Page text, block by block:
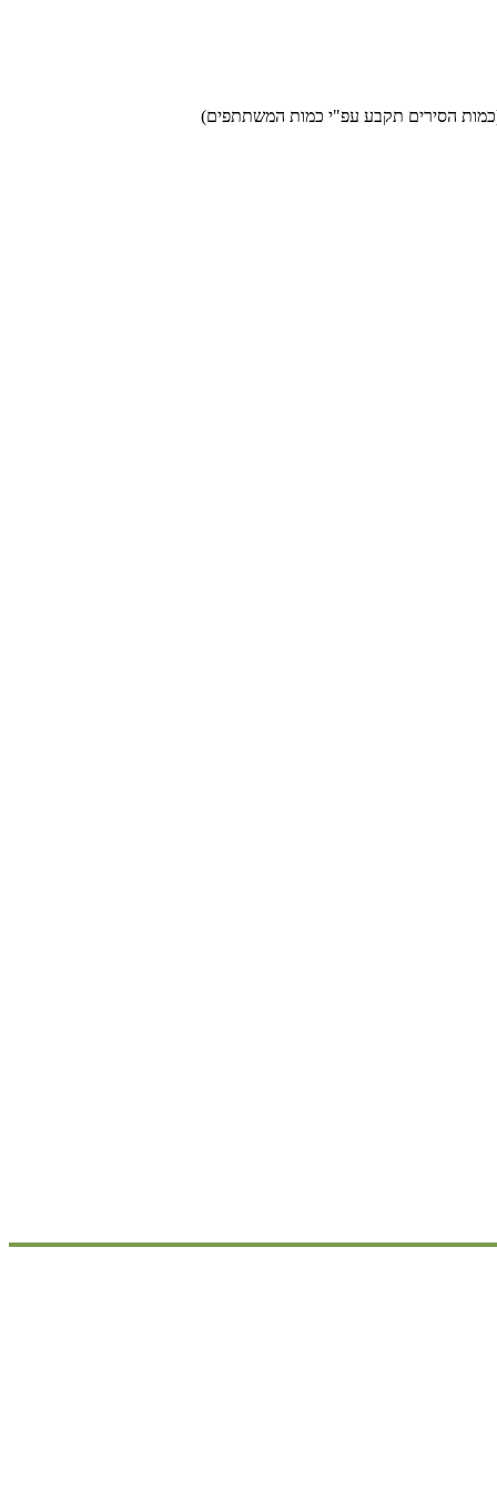
(כמות הסירים תקבע עפ"י כמות המשתתפים)